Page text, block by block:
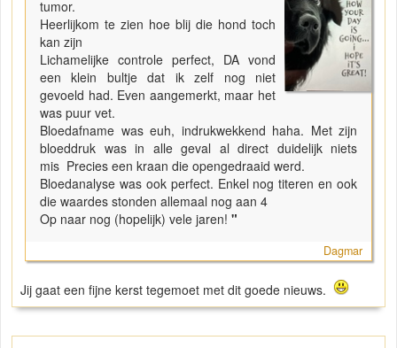
tumor.
Heerlijkom te zien hoe blij die hond toch
kan zijn
Lichamelijke controle perfect, DA vond
een klein bultje dat ik zelf nog niet
gevoeld had. Even aangemerkt, maar het
was puur vet.
Bloedafname was euh, indrukwekkend haha. Met zijn
bloeddruk was in alle geval al direct duidelijk niets
mis Precies een kraan die opengedraaid werd.
Bloedanalyse was ook perfect. Enkel nog titeren en ook
die waardes stonden allemaal nog aan 4
Op naar nog (hopelijk) vele jaren! "
Dagmar
Jij gaat een fijne kerst tegemoet met dit goede nieuws.